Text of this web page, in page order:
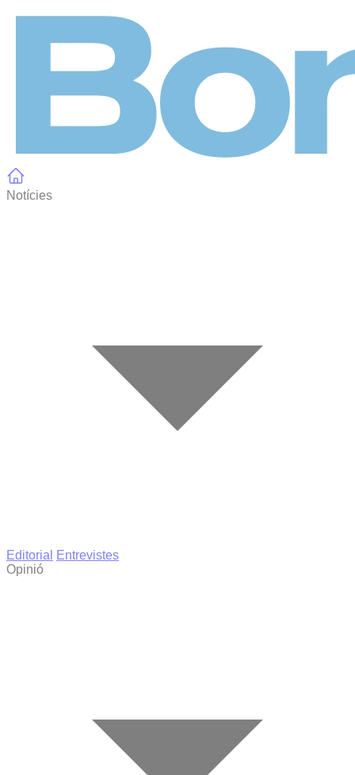
Notícies
Editorial
Entrevistes
Opinió